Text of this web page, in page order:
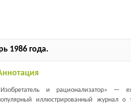
1986 года.
и рационализатор» —
иллюстрированный журнал о